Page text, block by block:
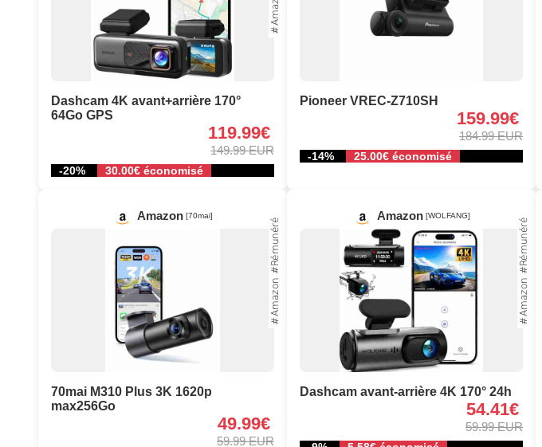
Dashcam 4K avant+arrière 170°
64Go GPS
119.99€
149.99 EUR
-20% 30.00€ économisé
Pioneer VREC-Z710SH
159.99€
184.99 EUR
-14% 25.00€ économisé
Amazon [70mai]
70mai M310 Plus 3K 1620p
max256Go
49.99€
59.99 EUR
Amazon [WOLFANG]
Dashcam avant-arrière 4K 170° 24h
54.41€
59.99 EUR